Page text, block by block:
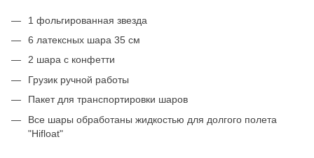
1 фольгированная звезда
6 латексных шара 35 см
2 шара с конфетти
Грузик ручной работы
Пакет для транспортировки шаров
Все шары обработаны жидкостью для долгого полета
"Hifloat"